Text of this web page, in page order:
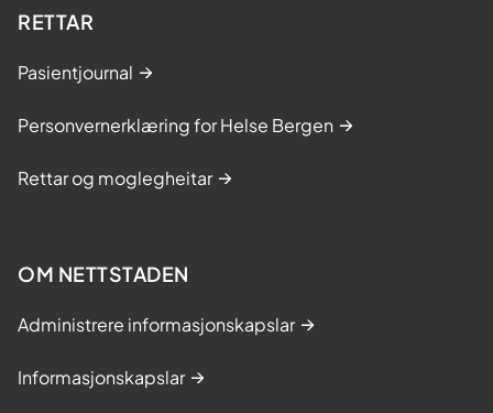
RETTAR
Pasientjournal
Personvernerklæring for Helse Bergen
Rettar og moglegheitar
OM NETTSTADEN
Administrere informasjonskapslar
Informasjonskapslar